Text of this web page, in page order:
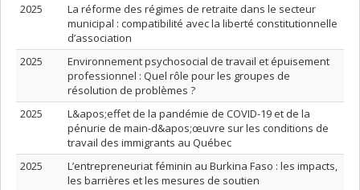
2025
La réforme des régimes de retraite dans le secteur
municipal : compatibilité avec la liberté constitutionnelle
d’association
2025
Environnement psychosocial de travail et épuisement
professionnel : Quel rôle pour les groupes de
résolution de problèmes ?
2025
L&apos;effet de la pandémie de COVID-19 et de la
pénurie de main-d&apos;œuvre sur les conditions de
travail des immigrants au Québec
2025
L’entrepreneuriat féminin au Burkina Faso : les impacts,
les barrières et les mesures de soutien